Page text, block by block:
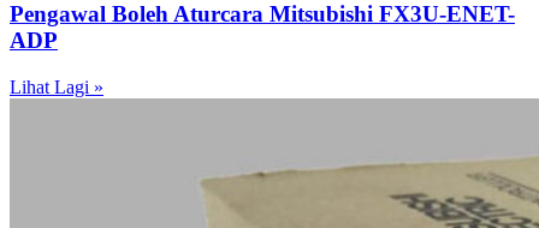
Pengawal Boleh Aturcara Mitsubishi FX3U-ENET-
ADP
Lihat Lagi »